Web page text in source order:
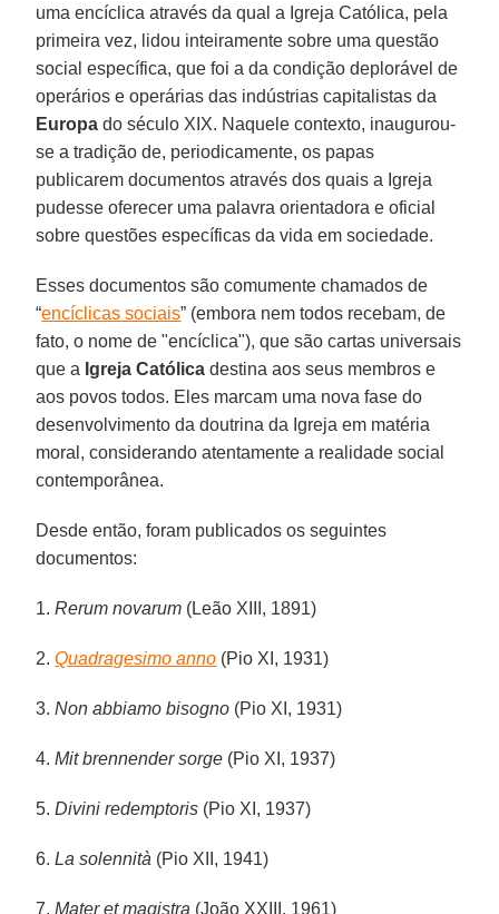
uma encíclica através da qual a Igreja Católica, pela
primeira vez, lidou inteiramente sobre uma questão
social específica, que foi a da condição deplorável de
operários e operárias das indústrias capitalistas da
Europa do século XIX. Naquele contexto, inaugurou-
se a tradição de, periodicamente, os papas
publicarem documentos através dos quais a Igreja
pudesse oferecer uma palavra orientadora e oficial
sobre questões específicas da vida em sociedade.
Esses documentos são comumente chamados de
“encíclicas sociais” (embora nem todos recebam, de
fato, o nome de "encíclica"), que são cartas universais
que a Igreja Católica destina aos seus membros e
aos povos todos. Eles marcam uma nova fase do
desenvolvimento da doutrina da Igreja em matéria
moral, considerando atentamente a realidade social
contemporânea.
Desde então, foram publicados os seguintes
documentos:
1.Rerum novarum (Leão XIII, 1891)
2.Quadragesimo anno (Pio XI, 1931)
3.Non abbiamo bisogno (Pio XI, 1931)
4.Mit brennender sorge (Pio XI, 1937)
5.Divini redemptoris (Pio XI, 1937)
6.La solennità (Pio XII, 1941)
7.Mater et magistra (João XXIII, 1961)